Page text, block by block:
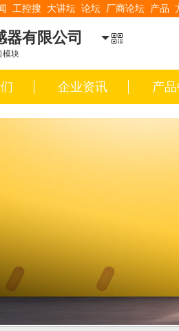
工控搜 大讲坛 论坛 厂商论坛 产品
器有限公司
模块
企业资讯 产